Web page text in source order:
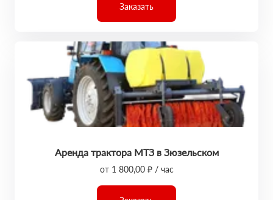
Заказать
Аренда трактора МТЗ в Зюзельском
от 1 800,00 ₽ / час